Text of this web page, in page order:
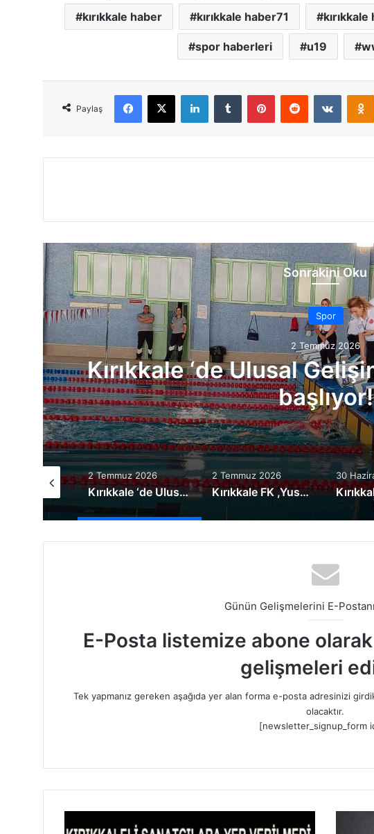
kırıkkale haber kırıkkale haber71
spor haberleri u19
Paylaş
Sonrakini Oku
Spor
2 Temmuz 2026
Kırıkkale FK ,Yusuf Mert
bağladı
2 Temmuz 2026
Kırıkkale FK ,Yusuf Mert Tunç’u renklerine bağladı
30 Haziran 2026
Kırıkkale FK’dan Yeni Sezon Hazırlık Kampı Açıklaması
29
Günün Gelişmelerini E-
E-Posta listemize abone
gelişmeleri
Tek yapmanız gereken aşağıda yer alan forma e-posta adresinizi
olacaktır.
[newsletter_signup_form